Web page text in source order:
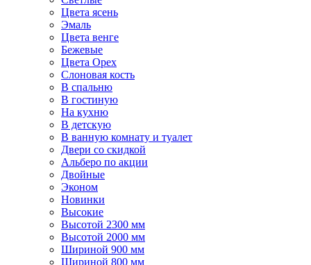
Цвета ясень
Эмаль
Цвета венге
Бежевые
Цвета Орех
Слоновая кость
В спальню
В гостиную
На кухню
В детскую
В ванную комнату и туалет
Двери со скидкой
Альберо по акции
Двойные
Эконом
Новинки
Высокие
Высотой 2300 мм
Высотой 2000 мм
Шириной 900 мм
Шириной 800 мм